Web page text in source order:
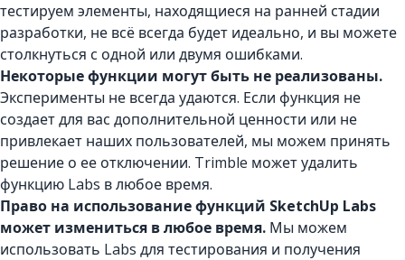
тестируем элементы, находящиеся на ранней стадии
разработки, не всё всегда будет идеально, и вы можете
столкнуться с одной или двумя ошибками.
Некоторые функции могут быть не реализованы.
Эксперименты не всегда удаются. Если функция не
создает для вас дополнительной ценности или не
привлекает наших пользователей, мы можем принять
решение о ее отключении. Trimble может удалить
функцию Labs в любое время.
Право на использование функций SketchUp Labs
может измениться в любое время. Мы можем
использовать Labs для тестирования и получения